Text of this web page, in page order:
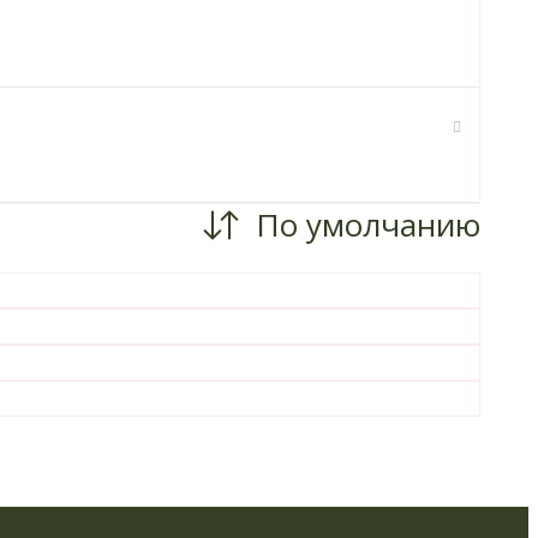
По умолчанию